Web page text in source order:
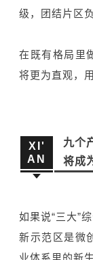
级，团结片区
在既有格局里
将更为直观，
XI'
AN
九个
将成
如果说“三大”
新示范区是微